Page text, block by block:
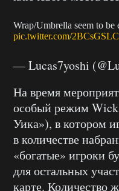
Wrap/Umbrella seem to be
pic.twitter.com/
— Lucas7yoshi
На время
особый режим
Уика»), в котором
в количестве
«богатые» игроки
для остальных
карте. Количество